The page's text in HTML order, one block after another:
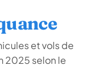
et vols de
2025 selon le